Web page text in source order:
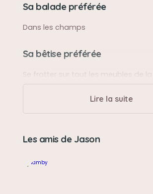
Sa balade préférée
Dans les champs
Sa bêtise préférée
Se frotter sur tout les meubles de la
Les os
Lire la suite
Les amis de Jason